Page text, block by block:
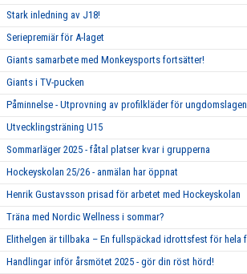
Stark inledning av J18!
Seriepremiär för A-laget
Giants samarbete med Monkeysports fortsätter!
Giants i TV-pucken
Påminnelse - Utprovning av profilkläder för ungdomslagen
Utvecklingsträning U15
Sommarläger 2025 - fåtal platser kvar i grupperna
Hockeyskolan 25/26 - anmälan har öppnat
Henrik Gustavsson prisad för arbetet med Hockeyskolan
Träna med Nordic Wellness i sommar?
Elithelgen är tillbaka – En fullspäckad idrottsfest för hela
Handlingar inför årsmötet 2025 - gör din röst hörd!